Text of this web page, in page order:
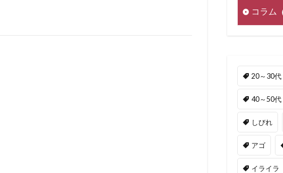
コラム
20～30代
40～50代
しびれ
アゴ
イライラ